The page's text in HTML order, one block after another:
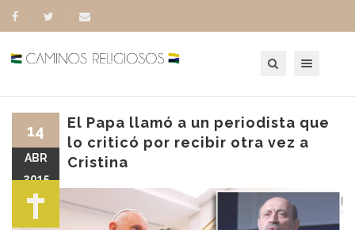
El Papa llamó a un periodista que
lo criticó por recibir otra vez a
Cristina
14
ABR
2015